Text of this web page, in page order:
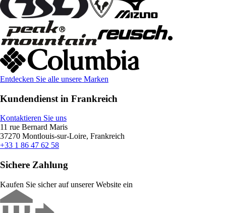
Entdecken Sie alle unsere Marken
Kundendienst in Frankreich
Kontaktieren Sie uns
11 rue Bernard Maris
37270 Montlouis-sur-Loire, Frankreich
+33 1 86 47 62 58
Sichere Zahlung
Kaufen Sie sicher auf unserer Website ein